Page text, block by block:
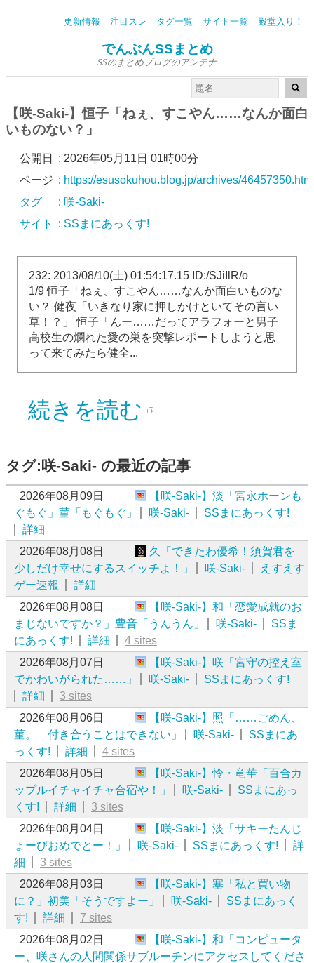
更新情報 注目スレ タグ一覧 サイト一覧 殿堂入り！
でんぶんSSまとめ
SSのまとめブログのアンテナ
【咲-Saki-】恒子「ねぇ、すこやん……なんか面白
いものない？」
公開日 : 2026年05月11日 01時00分
ページ : https://esusokuhou.blog.jp/archives/
タグ
: 咲-Saki-
サイト
: SSまにあっくす!
232: 2013/08/10(土) 01:54:17.15 ID:/SJiIlR/o
1/9 恒子「ねぇ、すこやん……なんか面白いものな
い？ 健夜「いきなり家に押しかけといてその言い
草！？」 恒子「んー……だってアラフォーと男子
高校生の爛れた愛の巣を突撃レポートしようと思
って来てみたら健全...
続きを読む
タグ:咲-Saki- の最近の記事
2026年08月09日
【咲-Saki-】淡「宮永ホーンも
ぐもぐ」菫「もぐもぐ」
咲-Saki-
SSまにあっくす!
詳細
2026年08月08日
久「できたわ優希！須賀君を
少しだけ幸せにするスイッチよ！」
咲-Saki-
えすえす
ゲー速報
詳細
2026年08月08日
【咲-Saki-】和「恋愛成就のお
まじないですか？」豊音「うんうん」
咲-Saki-
SSま
にあっくす!
詳細
4 sites
2026年08月07日
【咲-Saki-】咲「宮守の控え室
でかわいがられた……」
咲-Saki-
SSまにあっくす!
詳細
3 sites
2026年08月06日
【咲-Saki-】照「……ごめん、
菫。 付き合うことはできない」
咲-Saki-
SSまにあ
っくす!
詳細
4 sites
2026年08月05日
【咲-Saki-】怜・竜華「百合カ
ップルイチャイチャ合宿や！」
咲-Saki-
SSまにあっ
くす!
詳細
3 sites
2026年08月04日
【咲-Saki-】淡「サキーたんじ
ょーびおめでとー！」
咲-Saki- SSまにあっくす!
詳
細
3 sites
2026年08月03日
【咲-Saki-】塞「私と買い物
に？」初美「そうですよー」
咲-Saki-
SSまにあっく
す!
詳細
7 sites
2026年08月02日
【咲-Saki-】和「コンピュータ
ー、咲さんの人間関係サブルーチンにアクセスしてくださ